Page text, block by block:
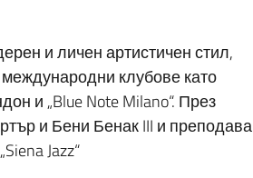
и личен артистичен стил,
клубове като
и „Blue Note Milano“. През
и Бени Бенак III и преподава
Jazz“